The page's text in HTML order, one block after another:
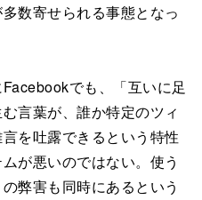
数寄せられる事態となっ
でも、「互いに足
言葉が、誰か特定のツィ
を吐露できるという特性
が悪いのではない。使う
弊害も同時にあるという